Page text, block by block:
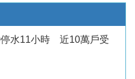
停水11小時 近10萬戶受